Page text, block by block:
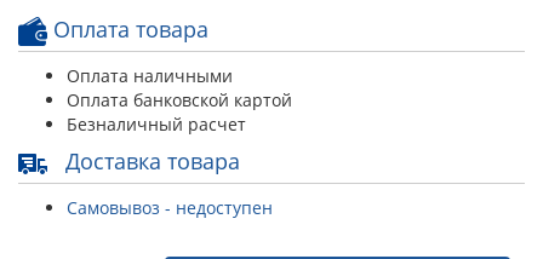
Оплата товара
Оплата наличными
Оплата банковской картой
Безналичный расчет
Доставка товара
Самовывоз - недоступен